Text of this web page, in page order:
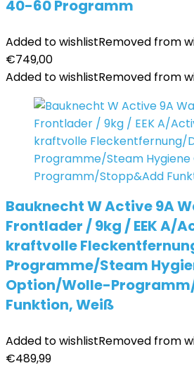
40-60 Programm
Added to wishlistRemoved from
€749,00
Added to wishlistRemoved from
Bauknecht W Active 9A
Frontlader / 9kg / EEK A/
kraftvolle
Programme/Steam
Option/Wolle-
Funktion, Weiß
Added to wishlistRemoved from
€489,99